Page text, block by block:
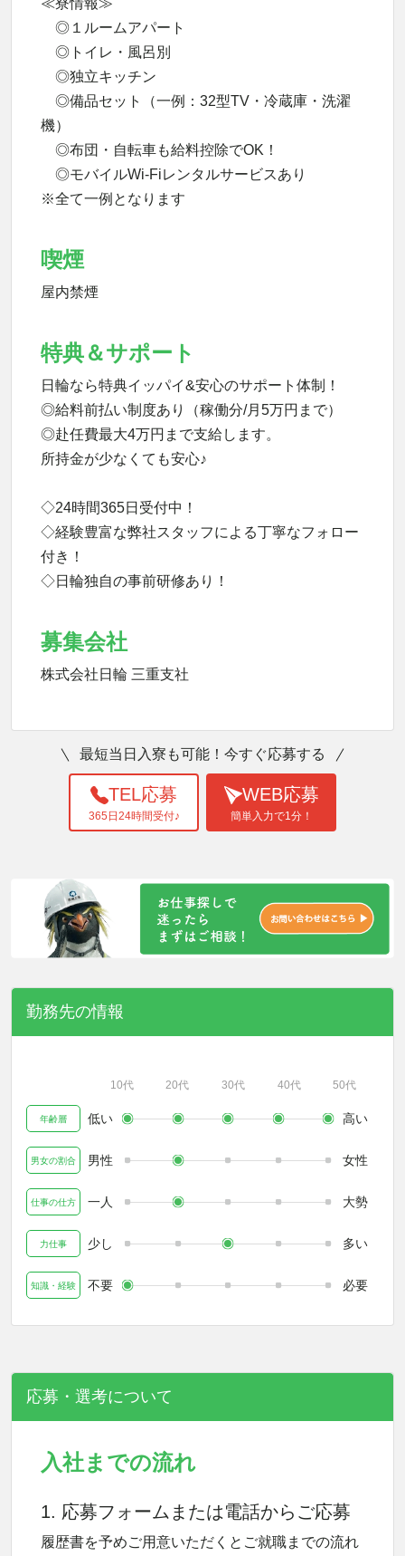
≪寮情報≫
◎１ルームアパート
◎トイレ・風呂別
◎独立キッチン
◎備品セット（一例：32型TV・冷蔵庫・洗濯
機）
◎布団・自転車も給料控除でOK！
◎モバイルWi-Fiレンタルサービスあり
※全て一例となります
喫煙
屋内禁煙
特典＆サポート
日輪なら特典イッパイ&安心のサポート体制！
◎給料前払い制度あり（稼働分/月5万円まで）
◎赴任費最大4万円まで支給します。
所持金が少なくても安心♪
◇24時間365日受付中！
◇経験豊富な弊社スタッフによる丁寧なフォロー
付き！
◇日輪独自の事前研修あり！
募集会社
株式会社日輪 三重支社
最短当日入寮も可能！今すぐ応募する
WEB応募
簡単入力で1分！
TEL応募
365日24時間受付♪
勤務先の情報
10代 20代 30代 40代 50代
年齢層 低い 高い
男女の割合 男性 女性
仕事の仕方 一人 大勢
力仕事 少し 多い
知識・経験 不要 必要
応募・選考について
入社までの流れ
1. 応募フォームまたは電話からご応募
履歴書を予めご用意いただくとご就職までの流れ